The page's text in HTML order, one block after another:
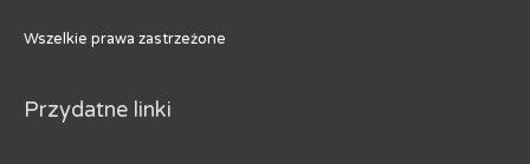
Wszelkie prawa zastrzeżone
Przydatne linki